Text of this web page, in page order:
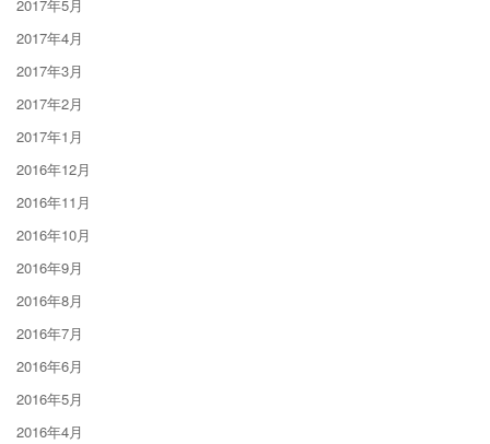
2017年5月
2017年4月
2017年3月
2017年2月
2017年1月
2016年12月
2016年11月
2016年10月
2016年9月
2016年8月
2016年7月
2016年6月
2016年5月
2016年4月